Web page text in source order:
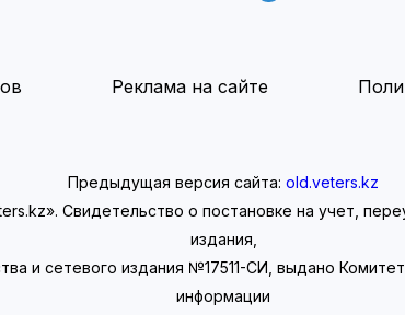
Реклама на сайте
Предыдущая версия сайта: old.veters.kz
Свидетельство о постановке на учет,
издания,
и сетевого издания №17511-СИ, выдано
информации